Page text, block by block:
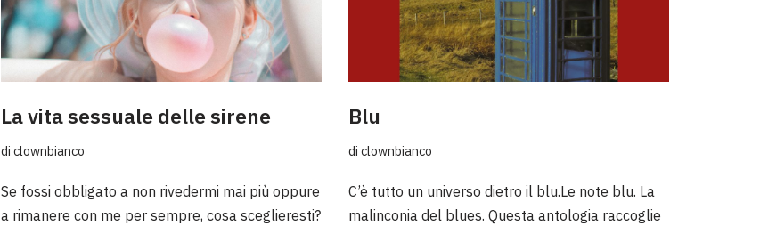
La vita sessuale delle sirene
di clownbianco
Se fossi obbligato a non rivedermi mai più oppure
a rimanere con me per sempre, cosa sceglieresti?
Blu
di clownbianco
C’è tutto un universo dietro il blu.Le note blu. La
malinconia del blues. Questa antologia raccoglie